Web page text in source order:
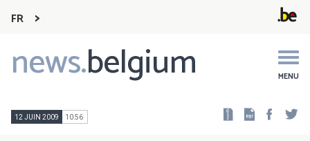
FR
news.belgium MENU
Main
navigation
12 JUIN 2009 10:56